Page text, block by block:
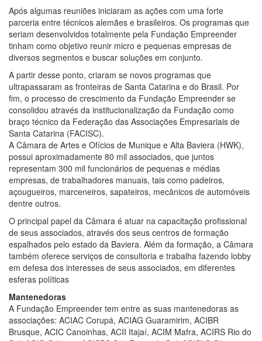
Após algumas reuniões iniciaram as ações com uma forte
parceria entre técnicos alemães e brasileiros. Os programas que
seriam desenvolvidos totalmente pela Fundação Empreender
tinham como objetivo reunir micro e pequenas empresas de
diversos segmentos e buscar soluções em conjunto.
A partir desse ponto, criaram se novos programas que
ultrapassaram as fronteiras de Santa Catarina e do Brasil. Por
fim, o processo de crescimento da Fundação Empreender se
consolidou através da institucionalização da Fundação como
braço técnico da Federação das Associações Empresariais de
Santa Catarina (FACISC).
A Câmara de Artes e Ofícios de Munique e Alta Baviera (HWK),
possui aproximadamente 80 mil associados, que juntos
representam 300 mil funcionários de pequenas e médias
empresas, de trabalhadores manuais, tais como padeiros,
açougueiros, marceneiros, sapateiros, mecânicos de automóveis
dentre outros.
O principal papel da Câmara é atuar na capacitação profissional
de seus associados, através dos seus centros de formação
espalhados pelo estado da Baviera. Além da formação, a Câmara
também oferece serviços de consultoria e trabalha fazendo lobby
em defesa dos interesses de seus associados, em diferentes
esferas políticas
Mantenedoras
A Fundação Empreender tem entre as suas mantenedoras as
associações: ACIAC Corupá, ACIAG Guaramirim, ACIBR
Brusque, ACIC Canoinhas, ACII Itajaí, ACIM Mafra, ACIRS Rio do